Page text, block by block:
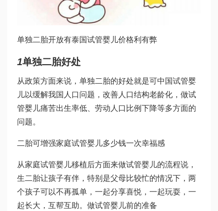
单独二胎开放有泰国试管婴儿价格利有弊
1单独二胎好处
从政策方面来说，单独二胎的好处就是可中国试管婴
儿以缓解我国人口问题，改善人口结构老龄化， 做试
管婴儿痛苦出生率低、劳动人口比例下降等多方面的
问题。
二胎可增强家庭试管婴儿多少钱一次幸福感
从家庭试管婴儿移植后方面来做试管婴儿的流程说，
生二胎让孩子有伴，特别是父母比较忙的情况下，两
个孩子可以不再孤单，一起分享喜悦，一起玩耍，一
起长大，互帮互助。 做试管婴儿前的准备